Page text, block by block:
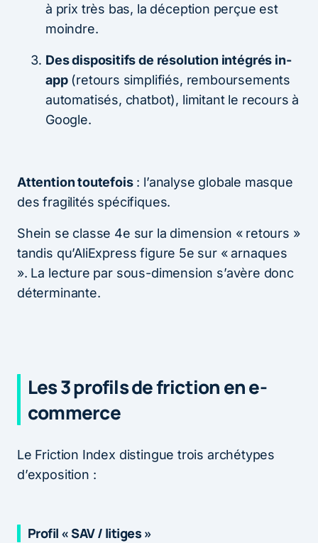
à prix très bas, la déception perçue est
moindre.
Des dispositifs de résolution intégrés in-
app(retours simplifiés, remboursements
automatisés, chatbot), limitant le recours à
Google.
Attention toutefois: l’analyse globale masque
des fragilités spécifiques.
Shein se classe 4e sur la dimension « retours »
tandis qu’AliExpress figure 5e sur « arnaques
». La lecture par sous-dimension s’avère donc
déterminante.
Les 3 profils de friction en e-
commerce
Le Friction Index distingue trois archétypes
d’exposition :
Profil « SAV / litiges »